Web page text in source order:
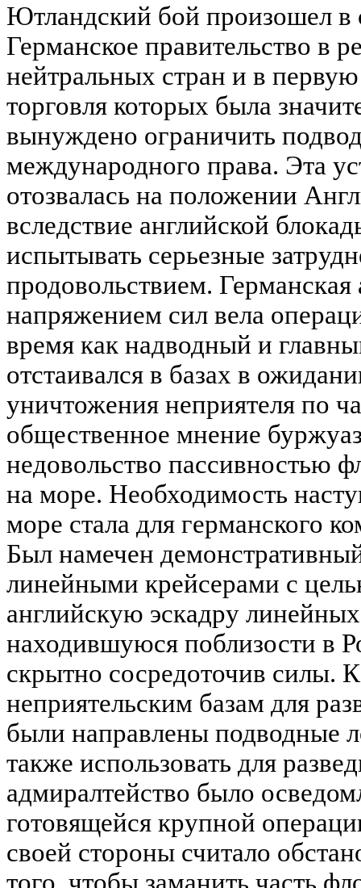
Ютландский бой произошел в
Германское правительство в
нейтральных стран и в
торговля которых была
вынуждено ограничить
международного права. Эта
отозвалась на положении
вследствие английской
испытывать серьезные
продовольствием.
напряжением сил вела
время как надводный и
отстаивался в базах в
уничтожения неприятеля по
общественное мнение
недовольство пассивностью
на море. Необходимость
море стала для германского
Был намечен
линейными крейсерами с
английскую эскадру
находившуюся поблизости в
скрытно сосредоточив силы.
неприятельским базам для
были направлены подводные
также использовать для
адмиралтейство было
готовящейся крупной
своей стороны считало
того, чтобы заманить часть